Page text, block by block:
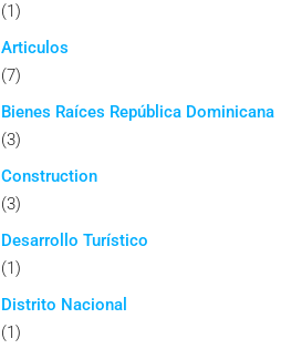
(1)
Articulos
(7)
Bienes Raíces República Dominicana
(3)
Construction
(3)
Desarrollo Turístico
(1)
Distrito Nacional
(1)